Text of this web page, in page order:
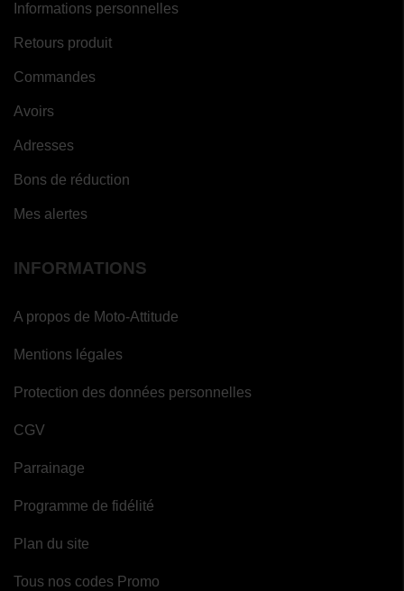
Informations personnelles
Retours produit
Commandes
Avoirs
Adresses
Bons de réduction
Mes alertes
INFORMATIONS
A propos de Moto-Attitude
Mentions légales
Protection des données personnelles
CGV
Parrainage
Programme de fidélité
Plan du site
Tous nos codes Promo